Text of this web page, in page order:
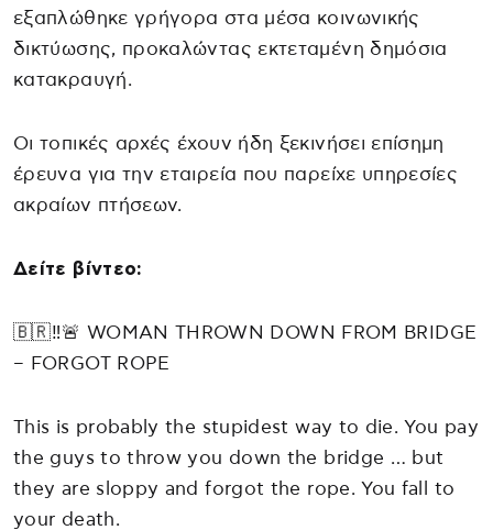
εξαπλώθηκε γρήγορα στα μέσα κοινωνικής
δικτύωσης, προκαλώντας εκτεταμένη δημόσια
κατακραυγή.
Οι τοπικές αρχές έχουν ήδη ξεκινήσει επίσημη
έρευνα για την εταιρεία που παρείχε υπηρεσίες
ακραίων πτήσεων.
Δείτε βίντεο:
🇧🇷‼️🚨 WOMAN THROWN DOWN FROM BRIDGE
– FORGOT ROPE
This is probably the stupidest way to die. You pay
the guys to throw you down the bridge … but
they are sloppy and forgot the rope. You fall to
your death.